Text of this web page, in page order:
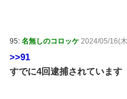
95: 名無しのコロッケ 2024/05/16(
>>91
すでに4回逮捕されています